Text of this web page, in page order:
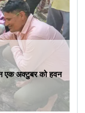
एक अक्टुबर को हवन